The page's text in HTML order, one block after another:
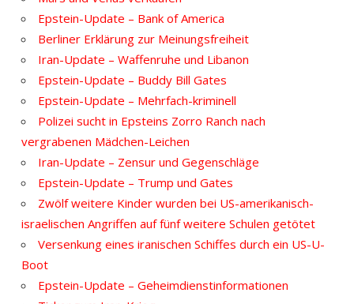
Epstein-Update – Bank of America
Berliner Erklärung zur Meinungsfreiheit
Iran-Update – Waffenruhe und Libanon
Epstein-Update – Buddy Bill Gates
Epstein-Update – Mehrfach-kriminell
Polizei sucht in Epsteins Zorro Ranch nach
vergrabenen Mädchen-Leichen
Iran-Update – Zensur und Gegenschläge
Epstein-Update – Trump und Gates
Zwölf weitere Kinder wurden bei US-amerikanisch-
israelischen Angriffen auf fünf weitere Schulen getötet
Versenkung eines iranischen Schiffes durch ein US-U-
Boot
Epstein-Update – Geheimdienstinformationen